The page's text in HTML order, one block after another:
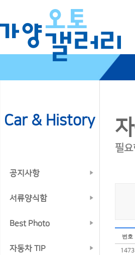
Car & History
공지사항
서류양식함
Best Photo
자동차 TIP
필
번호
1473